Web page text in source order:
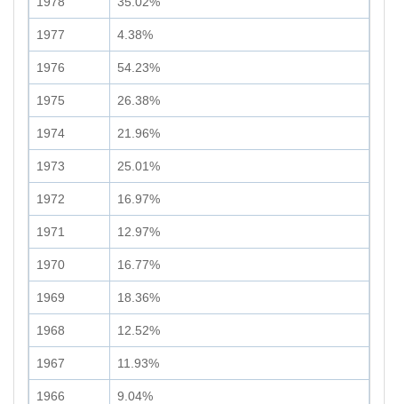
1977 4.38%
1976 54.23%
1975 26.38%
1974 21.96%
1973 25.01%
1972 16.97%
1971 12.97%
1970 16.77%
1969 18.36%
1968 12.52%
1967 11.93%
1966 9.04%